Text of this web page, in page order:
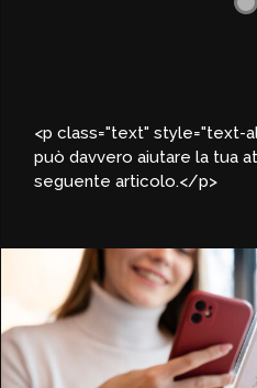
<p class="text" style="text-
può davvero aiutare la tua
seguente articolo.</p>